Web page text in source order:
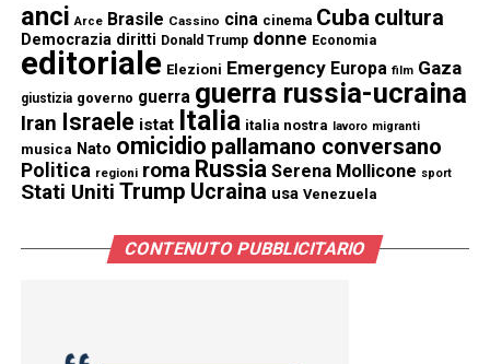
anci Arce Brasile Cassino cina cinema Cuba cultura
Democrazia diritti Donald Trump donne Economia
editoriale Elezioni Emergency Europa film Gaza
giustizia governo guerra guerra russia-ucraina
Iran Israele istat Italia italia nostra lavoro migranti
musica Nato omicidio pallamano conversano
Politica regioni roma Russia Serena Mollicone sport
Stati Uniti Trump Ucraina usa Venezuela
CONTENUTO PUBBLICITARIO